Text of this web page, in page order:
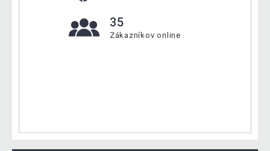
35
Zákazníkov online